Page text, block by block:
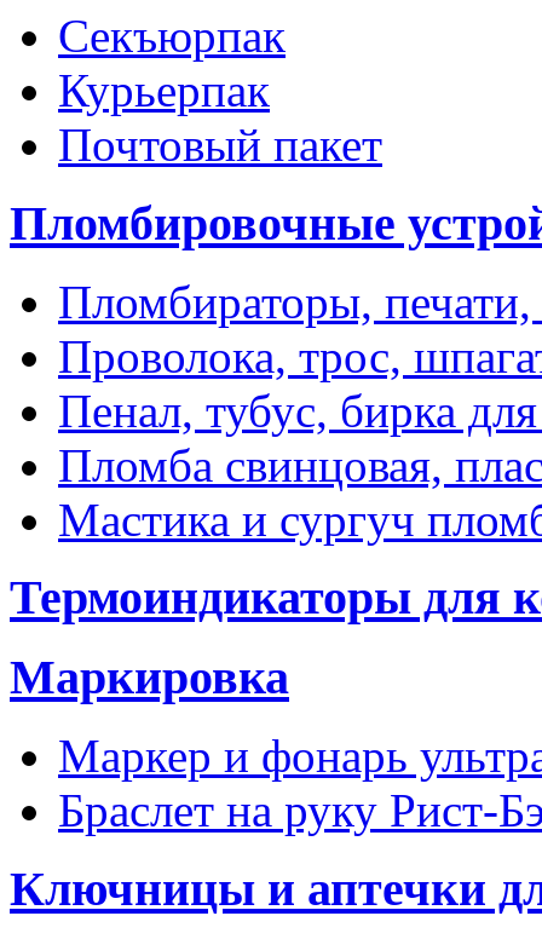
Секъюрпак
Курьерпак
Почтовый пакет
Пломбировочные
Пломбираторы, печати,
Проволока, трос,
Пенал, тубус, бирка
Пломба свинцовая,
Мастика и сургуч
Термоиндикаторы для
Маркировка
Маркер и фонарь
Браслет на руку Рист-
Ключницы и аптечки